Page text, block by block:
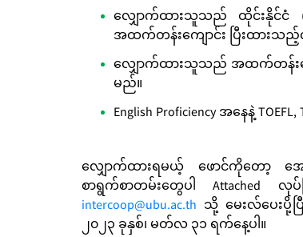
လျှောက်ထားသူသည် ထိုင်းနိုင်
အထက်တန်းကျောင်း ပြီးထားသည့်
လျှောက်ထားသူသည် အထက်တန်းကျ
မည်။
English Proficiency အနေနဲ့
လျှောက်ထားရမယ့် ဖောင်ကိုတော့ အ
စာရွက်စာတမ်းတွေပါ Attached
intercoop@ubu.ac.th သို့ မေးလ်ပေးပို့
၂၀၂၃ ခုနှစ်၊ မတ်လ ၃၁ ရက်နေ့ပါ။